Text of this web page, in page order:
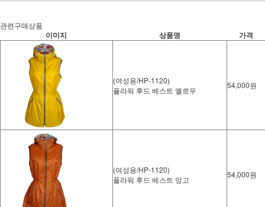
관련구매상품
이미지 상품명 가격
(여성용/HP-1120)
플라워 후드 베스트 옐로우
54,000원
(여성용/HP-1120)
플라워 후드 베스트 망고
54,000원